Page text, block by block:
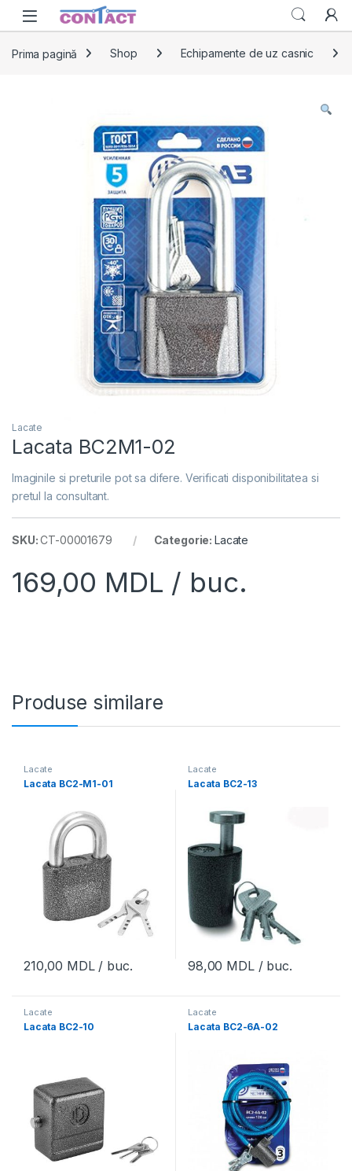
Skip to navigation
Skip to content
Prima pagină Shop Echipamente de uz casnic
Lacate
Lacata BC2M1-02
Imaginile si preturile pot sa difere. Verificati disponibilitatea si
pretul la consultant.
SKU:CT-00001679 Categorie: Lacate
169,00 MDL / buc.
Produse similare
Lacate
Lacata BC2-M1-01
210,00 MDL/ buc.
Lacate
Lacata BC2-13
98,00 MDL/ buc.
Lacate
Lacata BC2-10
Lacate
Lacata BC2-6A-02